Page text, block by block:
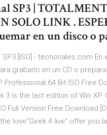
SP3 |
SOLO LINK .
en un disco o
[ISO] - tecnoriales.com
grabarlo en un CD o
Professional 64 Bit ISO Free
is the last edition of Win XP.
Full Version Free Download
love“Geek 4 live” offer you